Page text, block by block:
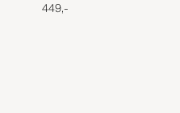
449,-